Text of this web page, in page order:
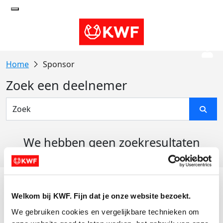
Welkom bij KWF. Fijn dat je onze website bezoekt.
We gebruiken cookies en vergelijkbare technieken om
Sponsor
Zoek een deelnemer
We hebben geen zoekresultaten
Actiematerialen
Evenementen